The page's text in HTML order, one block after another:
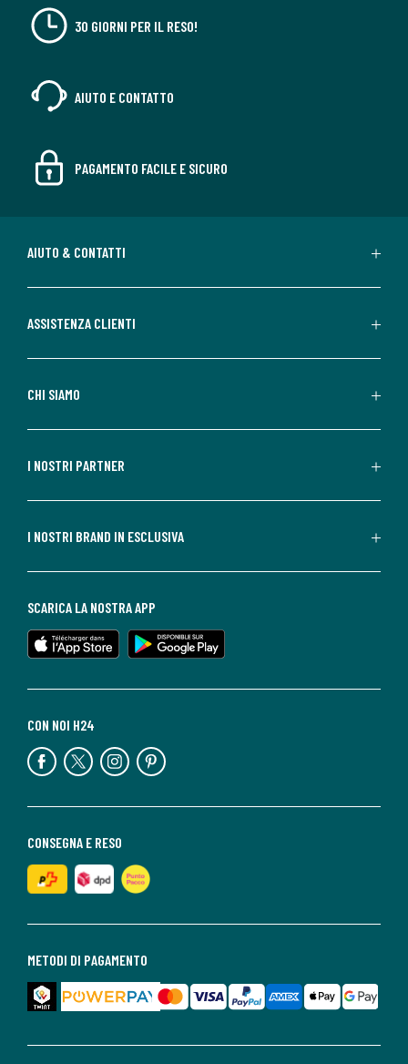
30 GIORNI PER IL RESO!
AIUTO E CONTATTO
PAGAMENTO FACILE E SICURO
AIUTO & CONTATTI
ASSISTENZA CLIENTI
CHI SIAMO
I NOSTRI PARTNER
I NOSTRI BRAND IN ESCLUSIVA
METODI DI PAGAMENTO
CONSEGNA E RESO
CON NOI H24
SCARICA LA NOSTRA APP